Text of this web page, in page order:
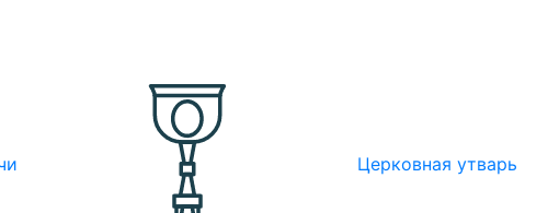
Церковная утварь